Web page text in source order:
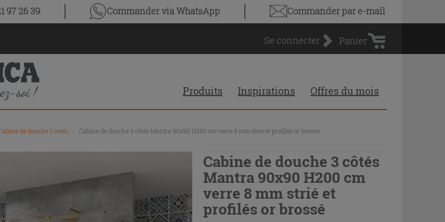
97 26 39 Commander via WhatsApp Commander par e-mail
Se connecter
d'achat
Panier
Produits Inspirations Offres du mois
de douche 3 cotés Cabine de douche 3 côtés Mantra 90x90 H200 cm verre 8 mm strié et profilés or brossé
Cabine de douche 3 côtés
Mantra 90x90 H200 cm
verre 8 mm strié et
profilés or brossé